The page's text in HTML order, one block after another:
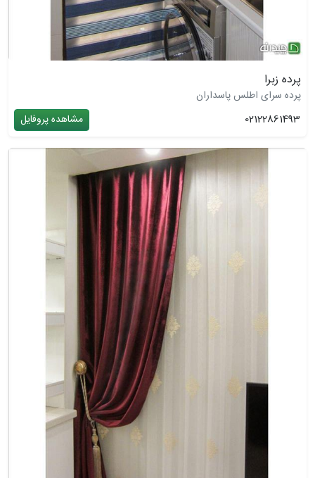
پرده زبرا
پرده سرای اطلس پاسداران
02122861493
مشاهده پروفایل